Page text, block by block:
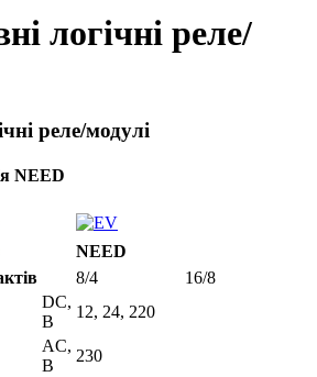
логічні реле/
реле/модулі
NEED
NEED
8/4 16/8
DC,
B
12, 24, 220
AC,
B
230